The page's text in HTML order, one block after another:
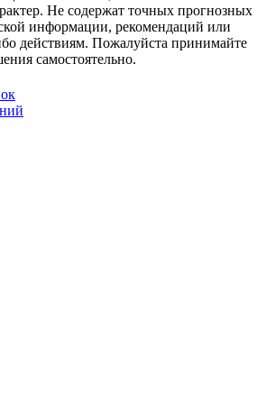
Не содержат точных прогнозных
информации, рекомендаций или
действиям. Пожалуйста принимайте
самостоятельно.